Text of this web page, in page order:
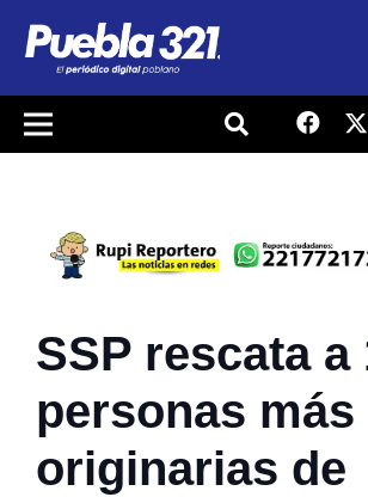
SSP rescata a
personas más
originarias de